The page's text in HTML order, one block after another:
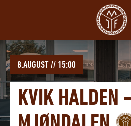
miffotball.no
8.AUGUST // 15:00
KVIK HALDEN -